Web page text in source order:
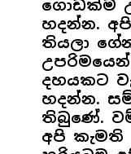
ගොඩක්ම
හදන්න.
තියලා
දහයකට
හදන්න.
තිබුණේ.
අපි කැමති